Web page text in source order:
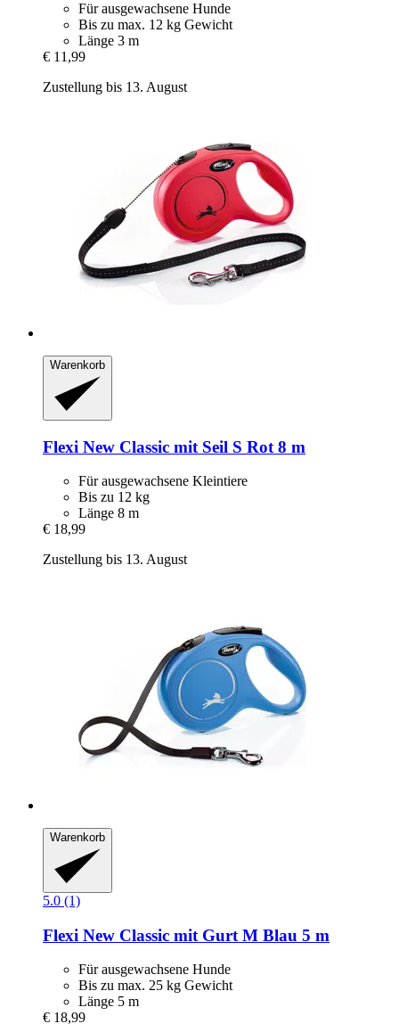
Für ausgewachsene Hunde
Bis zu max. 12 kg Gewicht
Länge 3 m
€ 11,99
Zustellung bis 13. August
Warenkorb
Flexi New Classic mit Seil S Rot 8 m
Für ausgewachsene Kleintiere
Bis zu 12 kg
Länge 8 m
€ 18,99
Zustellung bis 13. August
Warenkorb
5.0 (1)
Flexi New Classic mit Gurt M Blau 5 m
Für ausgewachsene Hunde
Bis zu max. 25 kg Gewicht
Länge 5 m
€ 18,99